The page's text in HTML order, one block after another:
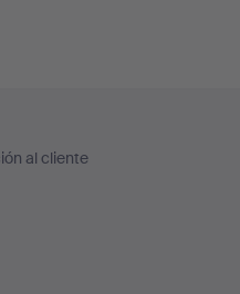
al cliente